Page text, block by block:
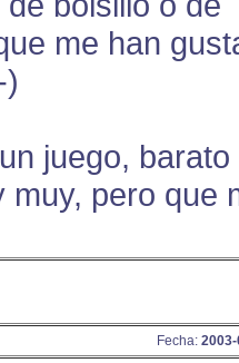
me han
juego, barato
muy, pero que
Fecha: